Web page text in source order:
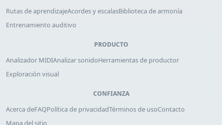
Rutas de aprendizajeAcordes y escalasBiblioteca de armonía
Entrenamiento auditivo
PRODUCTO
Analizador MIDIAnalizar sonidoHerramientas de productor
Exploración visual
CONFIANZA
Acerca deFAQPolítica de privacidadTérminos de usoContacto
Mapa del sitio